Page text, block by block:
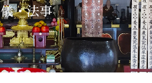
・法事